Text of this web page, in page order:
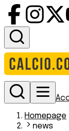
Homepage
news